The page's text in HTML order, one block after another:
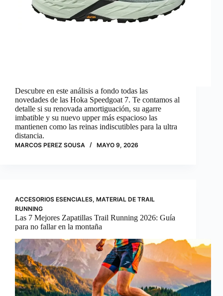
Descubre en este análisis a fondo todas las
novedades de las Hoka Speedgoat 7. Te contamos al
detalle si su renovada amortiguación, su agarre
imbatible y su nuevo upper más espacioso las
mantienen como las reinas indiscutibles para la ultra
distancia.
MARCOS PEREZ SOUSA MAYO 9, 2026
ACCESORIOS ESENCIALES, MATERIAL DE TRAIL
RUNNING
Las 7 Mejores Zapatillas Trail Running 2026: Guía
para no fallar en la montaña